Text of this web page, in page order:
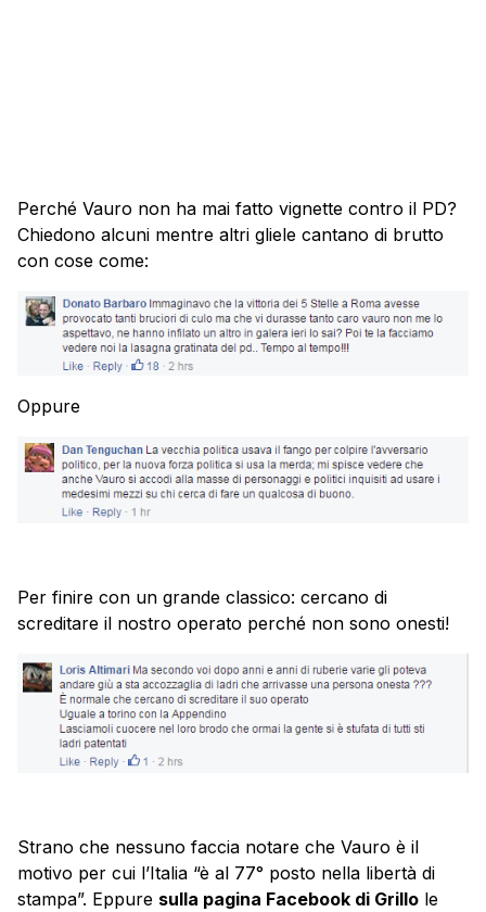
Perché Vauro non ha mai fatto vignette contro il PD?
Chiedono alcuni mentre altri gliele cantano di brutto
con cose come:
Oppure
Per finire con un grande classico: cercano di
screditare il nostro operato perché non sono onesti!
Strano che nessuno faccia notare che Vauro è il
motivo per cui l’Italia “è al 77° posto nella libertà di
stampa”. Eppure sulla pagina Facebook di Grillo le